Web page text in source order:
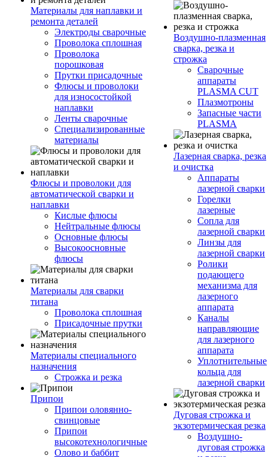
Материалы для наплавки и
ремонта деталей
Электроды сварочные
Проволока сплошная
Проволока
порошковая
Прутки присадочные
Флюсы и проволоки
для износостойкой
наплавки
Ленты сварочные
Специализированные
материалы
Флюсы и проволоки для
автоматической сварки и
наплавки
Кислые флюсы
Нейтральные флюсы
Основные флюсы
Высокоосновные
флюсы
Материалы для сварки
титана
Проволока сплошная
Присадочные прутки
Материалы специального
назначения
Строжка и резка
Припои
Припои оловянно-
свинцовые
Припои
высокотехнологичные
Олово и баббит
Воздушно-плазменная
сварка, резка и
строжка
Сварочные
аппараты
PLASMA CUT
Плазмотроны
Запасные части
PLASMA
Лазерная сварка, резка
и очистка
Аппараты
лазерной сварки
Горелки
лазерные
Сопла для
лазерной сварки
Линзы для
лазерной сварки
Ролики
подающего
механизма для
лазерного
аппарата
Каналы
направляющие
для лазерного
аппарата
Уплотнительные
кольца для
лазерной сварки
Дуговая строжка и
экзотермическая резка
Воздушно-
дуговая строжка